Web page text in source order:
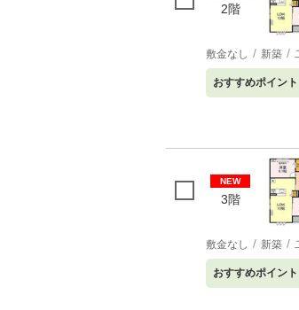
2階
敷金なし 新築
おすすめポイント
NEW
3階
敷金なし 新築
おすすめポイント